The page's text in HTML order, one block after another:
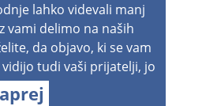
lahko videvali manj
vami delimo na naših
da objavo, ki se vam
vidijo tudi vaši prijatelji, jo